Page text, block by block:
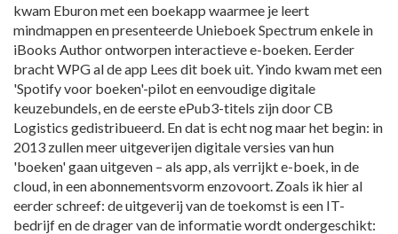
kwam Eburon met een boekapp waarmee je leert
mindmappen en presenteerde Unieboek Spectrum enkele in
iBooks Author ontworpen interactieve e-boeken. Eerder
bracht WPG al de app Lees dit boek uit. Yindo kwam met een
'Spotify voor boeken'-pilot en eenvoudige digitale
keuzebundels, en de eerste ePub3-titels zijn door CB
Logistics gedistribueerd. En dat is echt nog maar het begin: in
2013 zullen meer uitgeverijen digitale versies van hun
'boeken' gaan uitgeven – als app, als verrijkt e-boek, in de
cloud, in een abonnementsvorm enzovoort. Zoals ik hier al
eerder schreef: de uitgeverij van de toekomst is een IT-
bedrijf en de drager van de informatie wordt ondergeschikt: